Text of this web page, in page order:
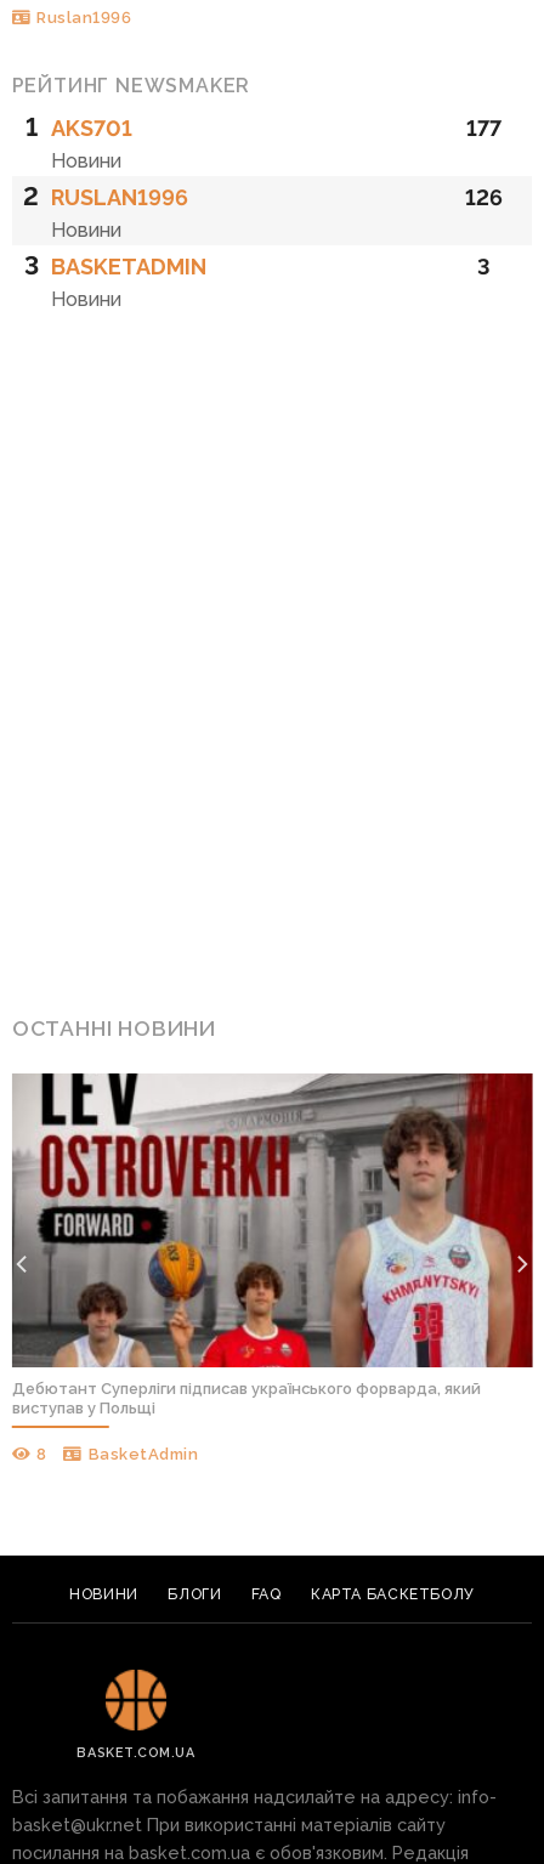
Ruslan1996
РЕЙТИНГ NEWSMAKER
1 AKS701
Новини
177
2 RUSLAN1996
Новини
126
3 BASKETADMIN
Новини
3
ОСТАННІ НОВИНИ
Дебютант Суперліги підписав українського форварда, який
виступав у Польщі
8 BasketAdmin
НОВИНИ БЛОГИ FAQ КАРТА БАСКЕТБОЛУ
BASKET.COM.UA
Всі запитання та побажання надсилайте на адресу: info-
basket@ukr.net При використанні матеріалів сайту
посилання на basket.com.ua є обов'язковим. Редакція